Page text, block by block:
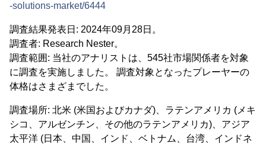
-solutions-market/6444
調査結果発表日: 2024年09月28日。
調査者: Research Nester。
調査範囲: 当社のアナリストは、545社市場関係者を対象
に調査を実施しました。 調査対象となったプレーヤーの
体格はさまざまでした。
調査場所: 北米 (米国およびカナダ)、ラテンアメリカ (メキ
シコ、アルゼンチン、その他のラテンアメリカ)、アジア
太平洋 (日本、中国、インド、ベトナム、台湾、インドネ